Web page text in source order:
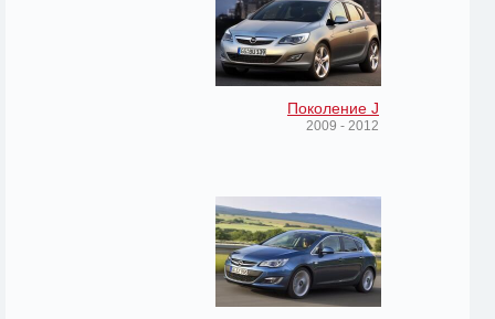
Поколение J
2009 - 2012